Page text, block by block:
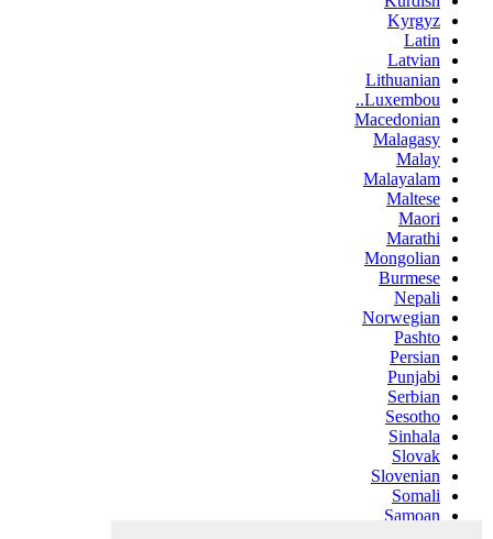
Kyrgyz
Latin
Latvian
Lithuanian
Luxembou..
Macedonian
Malagasy
Malay
Malayalam
Maltese
Maori
Marathi
Mongolian
Burmese
Nepali
Norwegian
Pashto
Persian
Punjabi
Serbian
Sesotho
Sinhala
Slovak
Slovenian
Somali
Samoan